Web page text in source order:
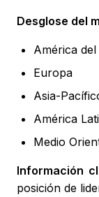
Desglose del
América
Europa
Asia-
América
Medio
Información
posición de